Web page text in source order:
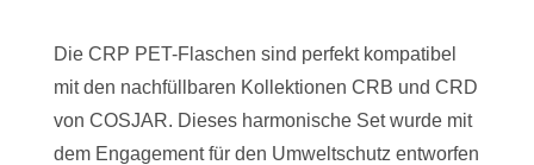
Die CRP PET-Flaschen sind perfekt kompatibel
mit den nachfüllbaren Kollektionen CRB und CRD
von COSJAR. Dieses harmonische Set wurde mit
dem Engagement für den Umweltschutz entworfen